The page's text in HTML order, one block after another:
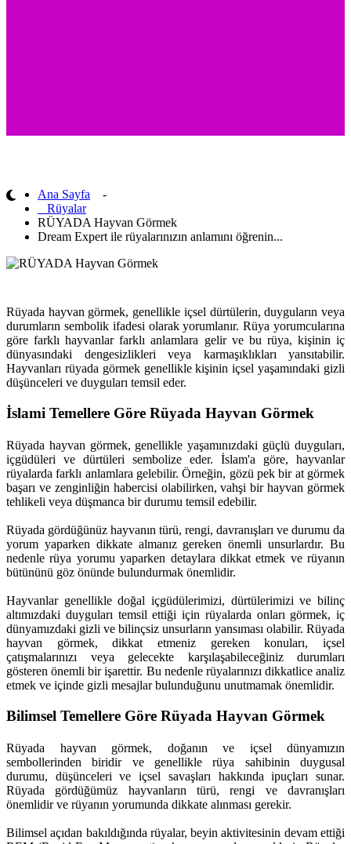
Ana Sayfa -
Rüyalar
RÜYADA Hayvan Görmek
Dream Expert ile rüyalarınızın anlamını öğrenin...
Rüyada hayvan görmek, genellikle içsel dürtülerin, duyguların veya
durumların sembolik ifadesi olarak yorumlanır. Rüya yorumcularına
göre farklı hayvanlar farklı anlamlara gelir ve bu rüya, kişinin iç
dünyasındaki dengesizlikleri veya karmaşıklıkları yansıtabilir.
Hayvanları rüyada görmek genellikle kişinin içsel yaşamındaki gizli
düşünceleri ve duyguları temsil eder.
İslami Temellere Göre Rüyada Hayvan Görmek
Rüyada hayvan görmek, genellikle yaşamınızdaki güçlü duyguları,
içgüdüleri ve dürtüleri sembolize eder. İslam'a göre, hayvanlar
rüyalarda farklı anlamlara gelebilir. Örneğin, gözü pek bir at görmek
başarı ve zenginliğin habercisi olabilirken, vahşi bir hayvan görmek
tehlikeli veya düşmanca bir durumu temsil edebilir.
Rüyada gördüğünüz hayvanın türü, rengi, davranışları ve durumu da
yorum yaparken dikkate almanız gereken önemli unsurlardır. Bu
nedenle rüya yorumu yaparken detaylara dikkat etmek ve rüyanın
bütününü göz önünde bulundurmak önemlidir.
Hayvanlar genellikle doğal içgüdülerimizi, dürtülerimizi ve bilinç
altımızdaki duyguları temsil ettiği için rüyalarda onları görmek, iç
dünyamızdaki gizli ve bilinçsiz unsurların yansıması olabilir. Rüyada
hayvan görmek, dikkat etmeniz gereken konuları, içsel
çatışmalarınızı veya gelecekte karşılaşabileceğiniz durumları
gösteren önemli bir işarettir. Bu nedenle rüyalarınızı dikkatlice analiz
etmek ve içinde gizli mesajlar bulunduğunu unutmamak önemlidir.
Bilimsel Temellere Göre Rüyada Hayvan Görmek
Rüyada hayvan görmek, doğanın ve içsel dünyamızın
sembollerinden biridir ve genellikle rüya sahibinin duygusal
durumu, düşünceleri ve içsel savaşları hakkında ipuçları sunar.
Rüyada gördüğümüz hayvanların türü, rengi ve davranışları
önemlidir ve rüyanın yorumunda dikkate alınması gerekir.
Bilimsel açıdan bakıldığında rüyalar, beyin aktivitesinin devam ettiği